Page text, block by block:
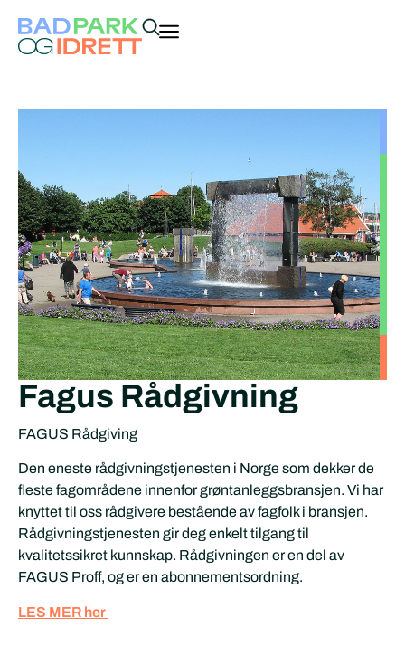
Fagus Rådgivning
FAGUS Rådgiving
Den eneste rådgivningstjenesten i Norge som dekker de
fleste fagområdene innenfor grøntanleggsbransjen. Vi har
knyttet til oss rådgivere bestående av fagfolk i bransjen.
Rådgivningstjenesten gir deg enkelt tilgang til
kvalitetssikret kunnskap. Rådgivningen er en del av
FAGUS Proff, og er en abonnementsordning.
LES MER her